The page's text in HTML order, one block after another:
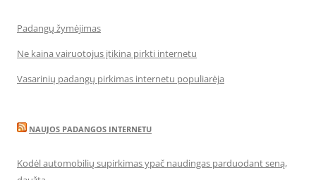
Padangų žymėjimas
Ne kaina vairuotojus įtikina pirkti internetu
Vasarinių padangų pirkimas internetu populiarėja
NAUJOS PADANGOS INTERNETU
Kodėl automobilių supirkimas ypač naudingas parduodant seną,